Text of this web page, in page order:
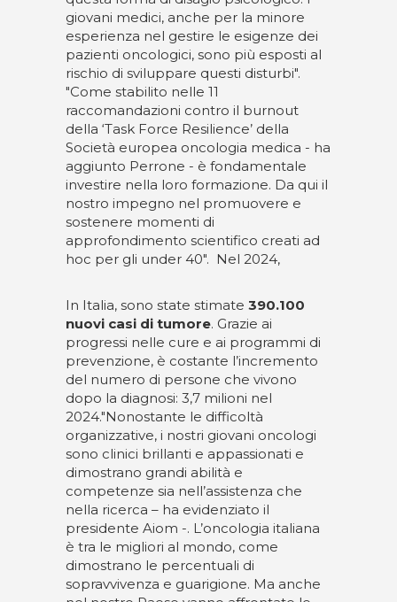
giovani medici, anche per la minore
esperienza nel gestire le esigenze dei
pazienti oncologici, sono più esposti al
rischio di sviluppare questi disturbi".
"Come stabilito nelle 11
raccomandazioni contro il burnout
della ‘Task Force Resilience’ della
Società europea oncologia medica - ha
aggiunto Perrone - è fondamentale
investire nella loro formazione. Da qui il
nostro impegno nel promuovere e
sostenere momenti di
approfondimento scientifico creati ad
hoc per gli under 40". Nel 2024,
In Italia, sono state stimate 390.100
nuovi casi di tumore. Grazie ai
progressi nelle cure e ai programmi di
prevenzione, è costante l’incremento
del numero di persone che vivono
dopo la diagnosi: 3,7 milioni nel
2024."Nonostante le difficoltà
organizzative, i nostri giovani oncologi
sono clinici brillanti e appassionati e
dimostrano grandi abilità e
competenze sia nell’assistenza che
nella ricerca – ha evidenziato il
presidente Aiom -. L’oncologia italiana
è tra le migliori al mondo, come
dimostrano le percentuali di
sopravvivenza e guarigione. Ma anche